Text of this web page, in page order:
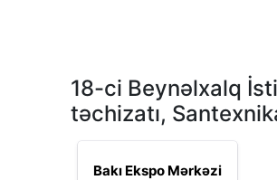
18-ci Beynəlxalq
təchizatı,
Bakı Ekspo Mərkəzi